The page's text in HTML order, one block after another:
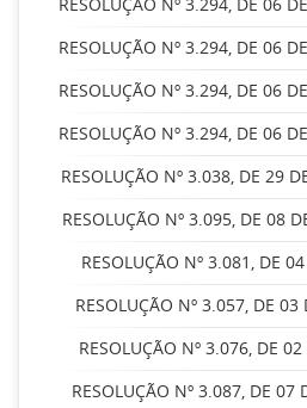
RESOLUÇÃO Nº 3.294, DE 06
RESOLUÇÃO Nº 3.294, DE 06
RESOLUÇÃO Nº 3.294, DE 06
RESOLUÇÃO Nº 3.038, DE 29
RESOLUÇÃO Nº 3.095, DE 08
RESOLUÇÃO Nº 3.081, DE
RESOLUÇÃO Nº 3.057, DE
RESOLUÇÃO Nº 3.076, DE
RESOLUÇÃO Nº 3.087, DE 07